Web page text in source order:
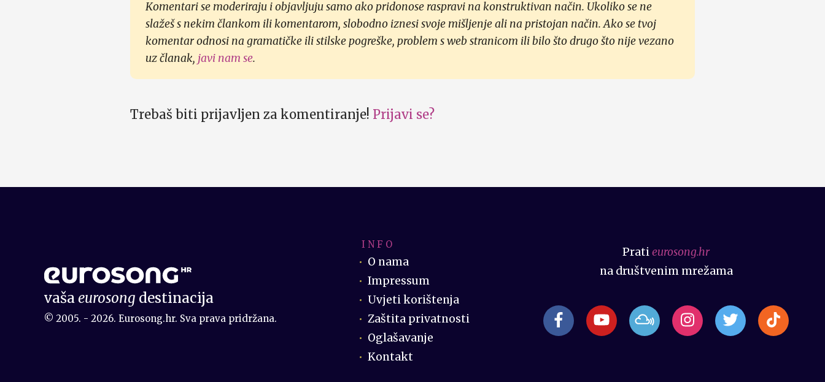
Komentari se moderiraju i objavljuju samo ako pridonose raspravi na konstruktivan način. Ukoliko se ne
slažeš s nekim člankom ili komentarom, slobodno iznesi svoje mišljenje ali na pristojan način. Ako se tvoj
komentar odnosi na gramatičke ili stilske pogreške, problem s web stranicom ili bilo što drugo što nije vezano
uz članak, javi nam se.
Trebaš biti prijavljen za komentiranje! Prijavi se?
vašaeurosong destinacija
© 2005. - 2026. Eurosong.hr. Sva prava pridržana.
I N F O
O nama
Impressum
Uvjeti korištenja
Zaštita privatnosti
Oglašavanje
Kontakt
Pratieurosong.hr
na društvenim mrežama